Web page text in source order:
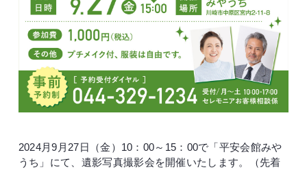
2024月9月27日（金）10：00～15：00で「平安会館みや
うち」にて、遺影写真撮影会を開催いたします。（先着